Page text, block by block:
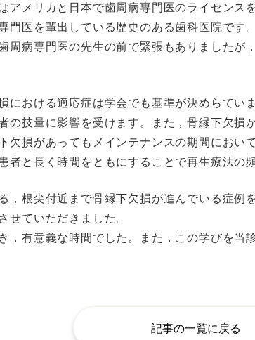
アメリカと日本で歯周病専門医のライセンス
門医を輩出している歴史のある歯科医院です。
周病専門医の先生の前で緊張もありましたが
における適応症は学会でも基準が決めらてい
の技量に影響を受けます。また，骨縁下欠損
欠損があってもメインテナンスの期間におい
者と長く時間をともにすることで再生療法の
，根尖付近まで骨縁下欠損が進んでいる症
せていただきました。
，有意義な時間でした。また，この学びを当
記事の一覧に戻る